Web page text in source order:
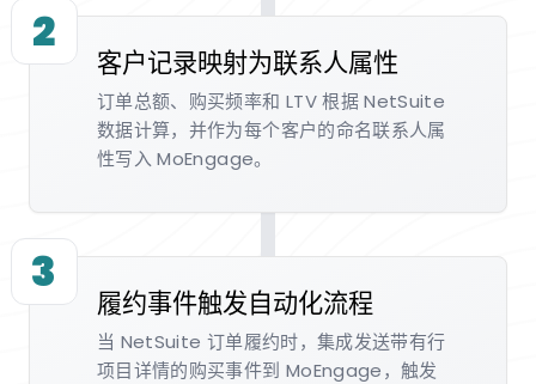
2
客户记录映射为联系人属性
订单总额、购买频率和 LTV 根据 NetSuite
数据计算，并作为每个客户的命名联系人属
性写入 MoEngage。
3
履约事件触发自动化流程
当 NetSuite 订单履约时，集成发送带有行
项目详情的购买事件到 MoEngage，触发